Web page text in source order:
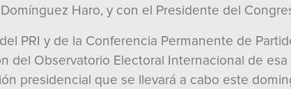
Haro, y con el Presidente del
PRI y de la Conferencia Permanente de
del Observatorio Electoral Internacional de
presidencial que se llevará a cabo este